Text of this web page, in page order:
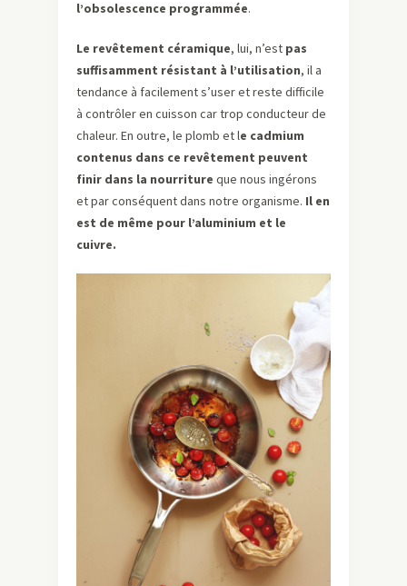
l’obsolescence programmée.
Le revêtement céramique, lui, n’est pas
suffisamment résistant à l’utilisation, il a
tendance à facilement s’user et reste difficile
à contrôler en cuisson car trop conducteur de
chaleur. En outre, le plomb et le cadmium
contenus dans ce revêtement peuvent
finir dans la nourriture que nous ingérons
et par conséquent dans notre organisme. Il en
est de même pour l’aluminium et le
cuivre.